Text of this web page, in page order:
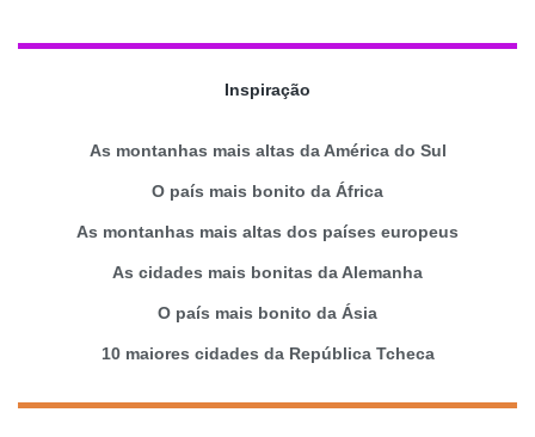
Inspiração
As montanhas mais altas da América do Sul
O país mais bonito da África
As montanhas mais altas dos países europeus
As cidades mais bonitas da Alemanha
O país mais bonito da Ásia
10 maiores cidades da República Tcheca